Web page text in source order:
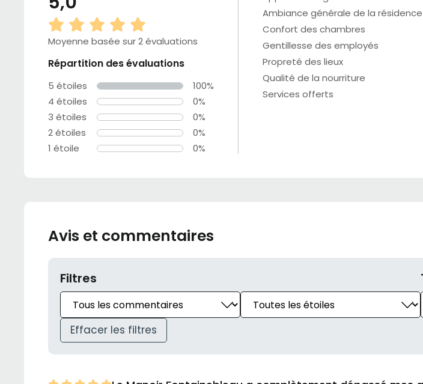
Moyenne basée sur 2 évaluations
Répartition des évaluations
5 étoiles
100%
4 étoiles
0%
3 étoiles
0%
2 étoiles
0%
1 étoile
0%
Ambiance générale de la résidence
Confort des chambres
Gentillesse des employés
Propreté des lieux
Qualité de la nourriture
Services offerts
Avis et commentaires
Filtres
Effacer les filtres